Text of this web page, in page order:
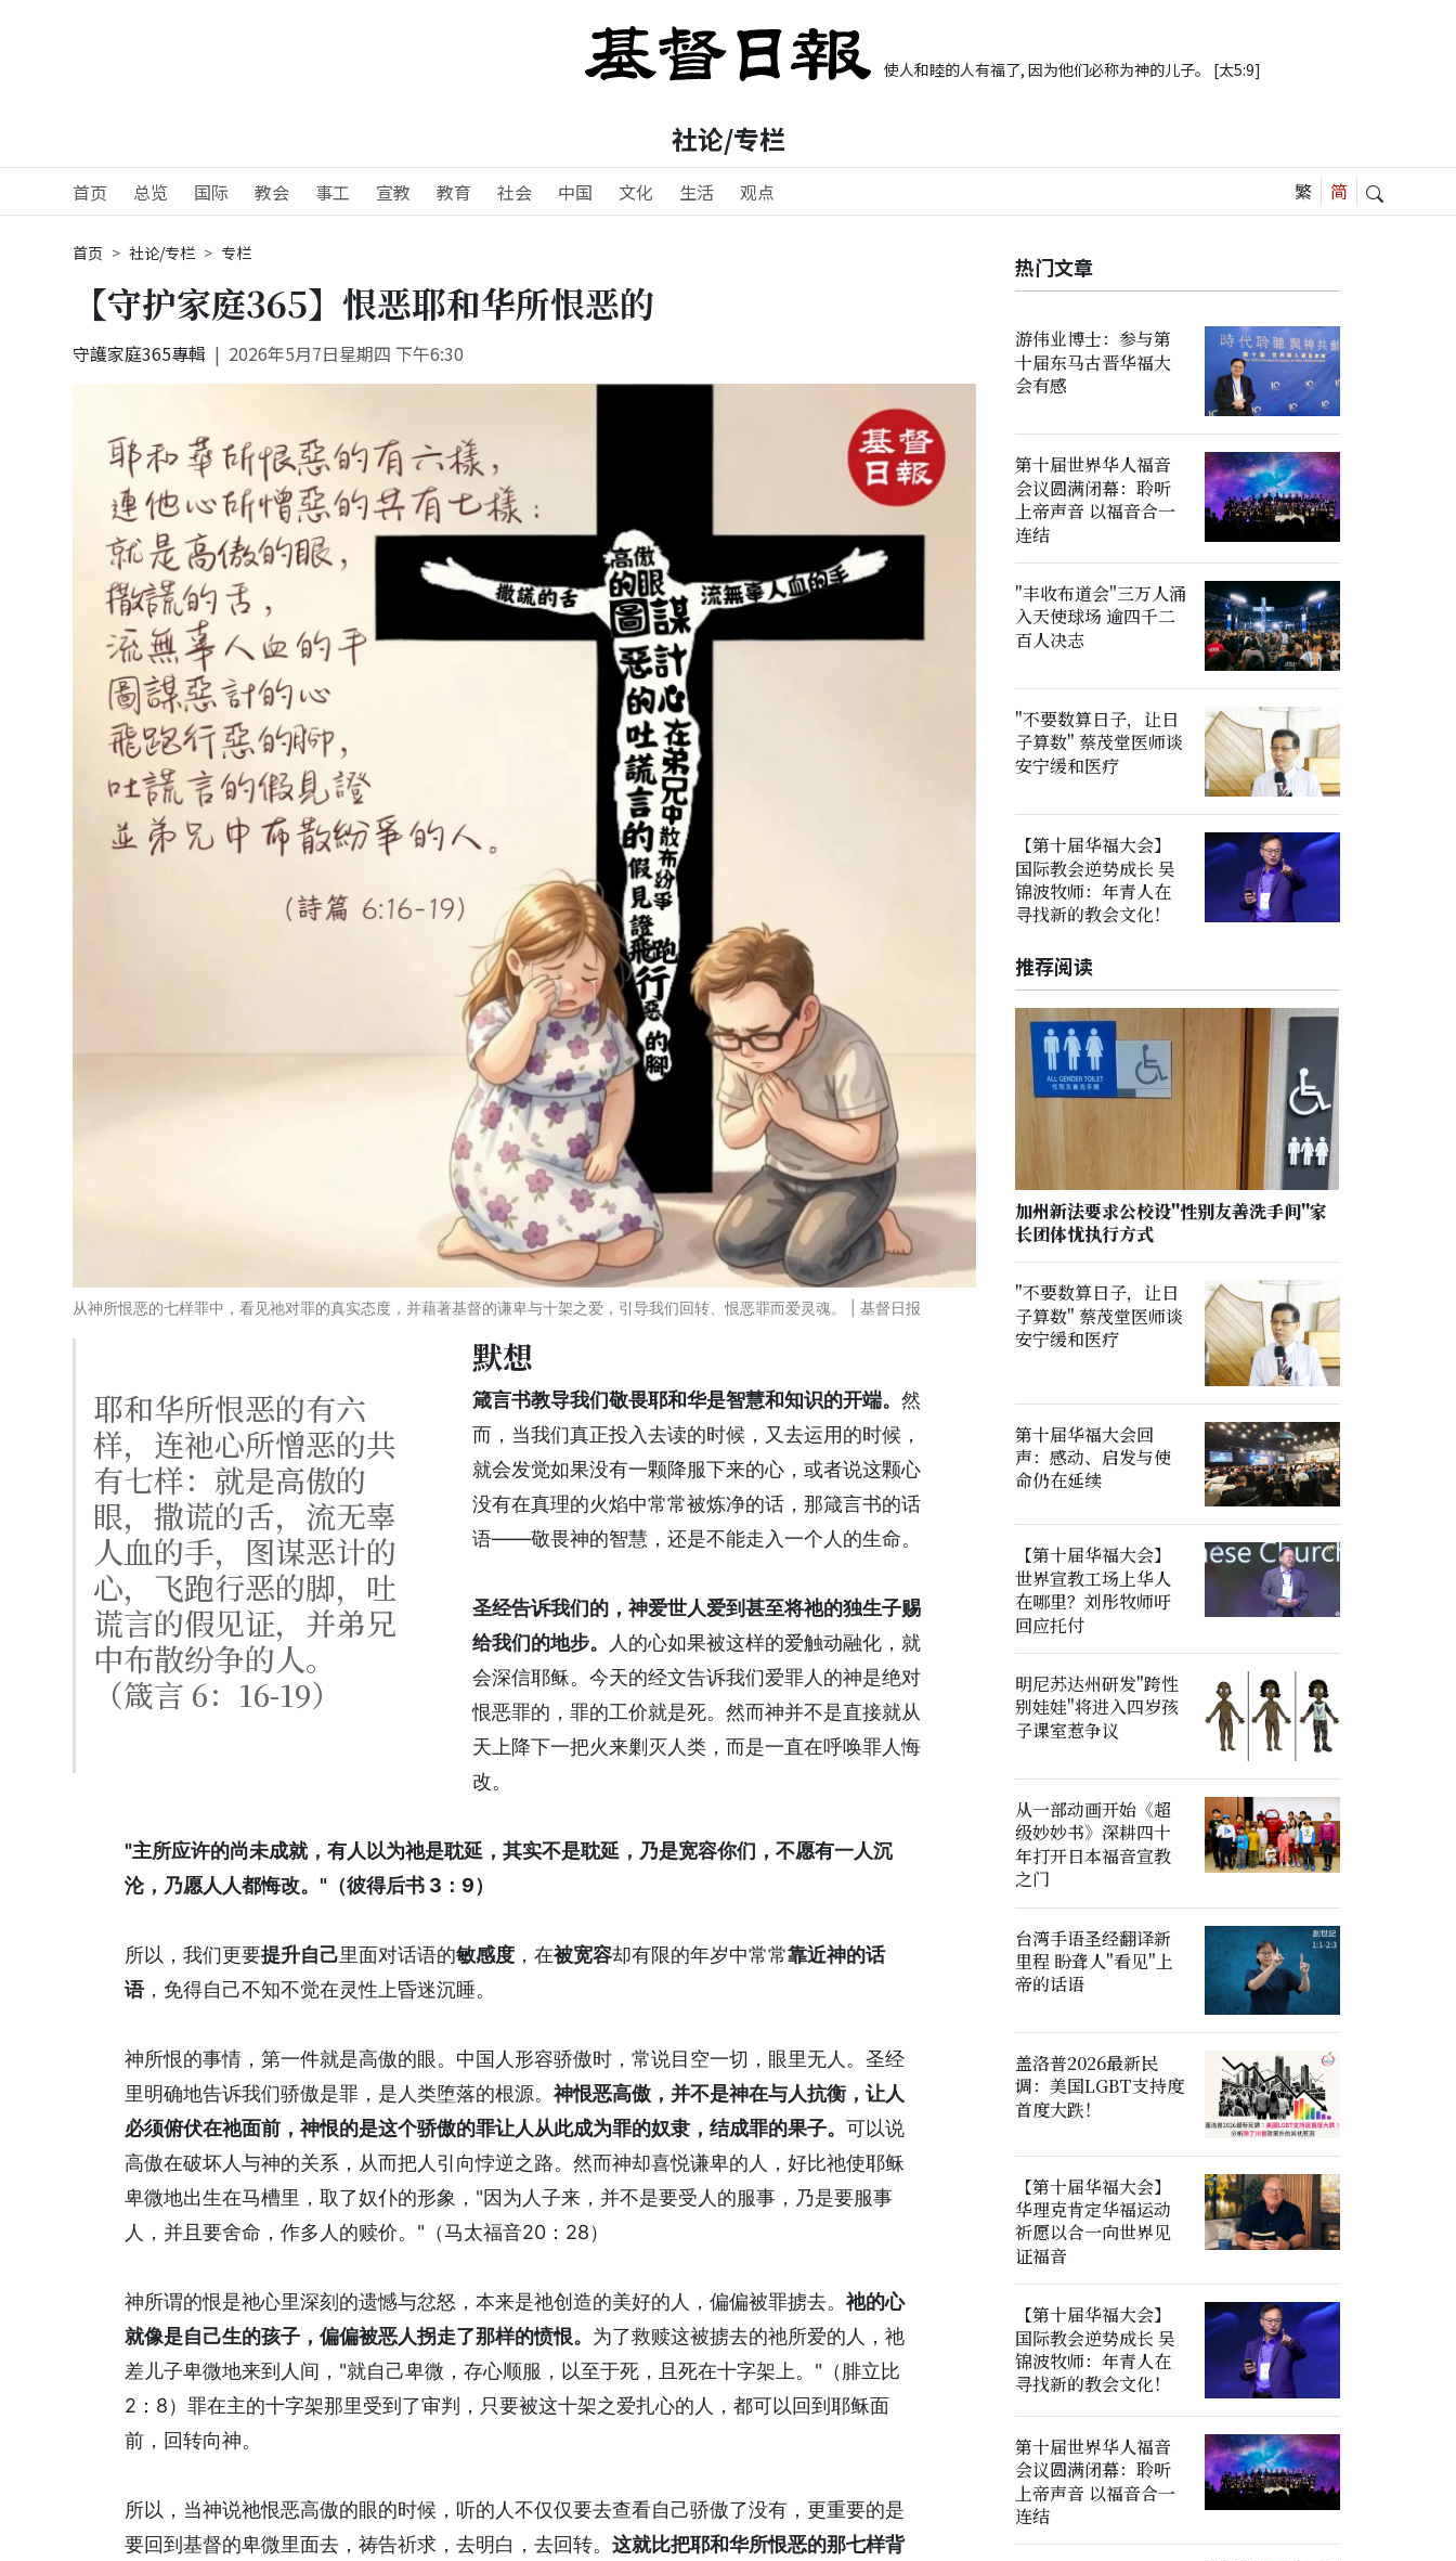
使人和睦的人有福了, 因为他们必称为神的儿子。 [太5:9]
社论/专栏
首页 总览 国际 教会 事工 宣教 教育 社会 中国 文化 生活 观点
首页 社论/专栏 专栏
【守护家庭365】恨恶耶和华所恨恶的
守護家庭365專輯 2026年5月7日星期四 下午6:30
从神所恨恶的七样罪中，看见祂对罪的真实态度，并藉著基督的谦卑与十架之爱，引导我们回转、恨恶罪而爱灵魂。 | 基督日报
耶和华所恨恶的有六
样，连祂心所憎恶的共
有七样：就是高傲的
眼，撒谎的舌，流无辜
人血的手，图谋恶计的
心，飞跑行恶的脚，吐
谎言的假见证，并弟兄
中布散纷争的人。
（箴言 6：16-19）
默想
箴言书教导我们敬畏耶和华是智慧和知识的开端。 然
而，当我们真正投入去读的时候，又去运用的时候，
就会发觉如果没有一颗降服下来的心，或者说这颗心
没有在真理的火焰中常常被炼净的话，那箴言书的话
语——敬畏神的智慧，还是不能走入一个人的生命。
圣经告诉我们的，神爱世人爱到甚至将祂的独生子赐
给我们的地步。
人的心如果被这样的爱触动融化，就
会深信耶稣。今天的经文告诉我们爱罪人的神是绝对
恨恶罪的，罪的工价就是死。然而神并不是直接就从
天上降下一把火来剿灭人类，而是一直在呼唤罪人悔
改。
"主所应许的尚未成就，有人以为祂是耽延，其实不是耽延，乃是宽容你们，不愿有一人沉
沦，乃愿人人都悔改。"（彼得后书 3：9）
所以，我们更要提升自己里面对话语的敏感度 ，在被宽容却有限的年岁中常常靠近神的话
语，免得自己不知不觉在灵性上昏迷沉睡。
神所恨的事情，第一件就是高傲的眼。中国人形容骄傲时，常说目空一切，眼里无人。圣经
里明确地告诉我们骄傲是罪，是人类堕落的根源。神恨恶高傲，并不是神在与人抗衡，让人
必须俯伏在祂面前，神恨的是这个骄傲的罪让人从此成为罪的奴隶，结成罪的果子。可以说
高傲在破坏人与神的关系，从而把人引向悖逆之路。然而神却喜悦谦卑的人，好比祂使耶稣
卑微地出生在马槽里，取了奴仆的形象，"因为人子来，并不是要受人的服事，乃是要服事
人，并且要舍命，作多人的赎价。"（马太福音20：28）
神所谓的恨是祂心里深刻的遗憾与忿怒，本来是祂创造的美好的人，偏偏被罪掳去。祂的心
就像是自己生的孩子，偏偏被恶人拐走了那样的愤恨。 为了救赎这被掳去的祂所爱的人，祂
差儿子卑微地来到人间，"就自己卑微，存心顺服，以至于死，且死在十字架上。"（腓立比
2：8）罪在主的十字架那里受到了审判，只要被这十架之爱扎心的人，都可以回到耶稣面
前，回转向神。
所以，当神说祂恨恶高傲的眼的时候，听的人不仅仅要去查看自己骄傲了没有，更重要的是
要回到基督的卑微里面去，祷告祈求，去明白，去回转。这就比把耶和华所恨恶的那七样背
热门文章
游伟业博士：参与第
十届东马古晋华福大
会有感
第十届世界华人福音
会议圆满闭幕：聆听
上帝声音 以福音合一
连结
"丰收布道会"三万人涌
入天使球场 逾四千二
百人决志
"不要数算日子，让日
子算数" 蔡茂堂医师谈
安宁缓和医疗
【第十届华福大会】
国际教会逆势成长 吴
锦波牧师：年青人在
寻找新的教会文化！
推荐阅读
加州新法要求公校设"性别友善洗手间"家
长团体忧执行方式
"不要数算日子，让日
子算数" 蔡茂堂医师谈
安宁缓和医疗
第十届华福大会回
声：感动、启发与使
命仍在延续
【第十届华福大会】
世界宣教工场上华人
在哪里？刘彤牧师吁
回应托付
明尼苏达州研发"跨性
别娃娃"将进入四岁孩
子课室惹争议
从一部动画开始《超
级妙妙书》深耕四十
年打开日本福音宣教
之门
台湾手语圣经翻译新
里程 盼聋人"看见"上
帝的话语
盖洛普2026最新民
调：美国LGBT支持度
首度大跌！
【第十届华福大会】
华理克肯定华福运动
祈愿以合一向世界见
证福音
【第十届华福大会】
国际教会逆势成长 吴
锦波牧师：年青人在
寻找新的教会文化！
第十届世界华人福音
会议圆满闭幕：聆听
上帝声音 以福音合一
连结